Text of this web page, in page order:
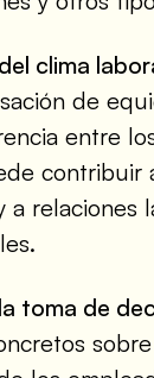
clima
de
entre
contribuir
a relaciones
toma de